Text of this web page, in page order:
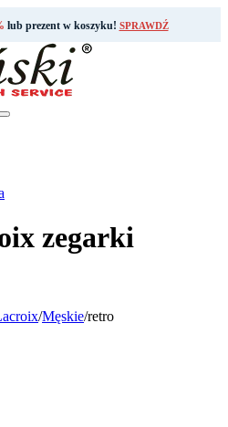
lub prezent w koszyku! SPRAWDŹ
zegarki
/Męskie/retro